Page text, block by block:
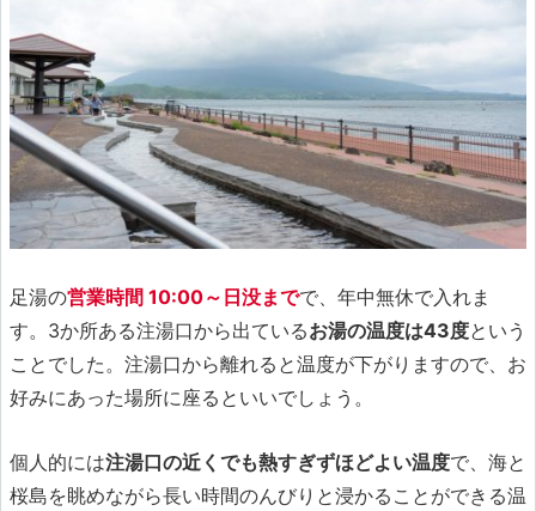
足湯の営業時間 10:00～日没までで、年中無休で入れま
す。3か所ある注湯口から出ているお湯の温度は43度という
ことでした。注湯口から離れると温度が下がりますので、お
好みにあった場所に座るといいでしょう。
個人的には注湯口の近くでも熱すぎずほどよい温度で、海と
桜島を眺めながら長い時間のんびりと浸かることができる温